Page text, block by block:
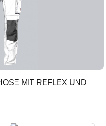
MIT REFLEX UND